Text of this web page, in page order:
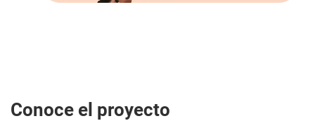
Conoce el proyecto